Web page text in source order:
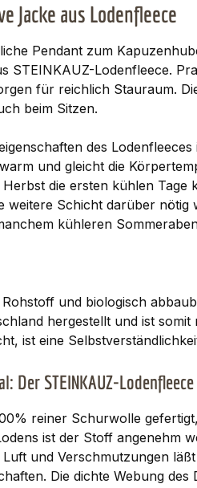
Jacke aus Lodenfleece
Pendant zum
STEINKAUZ-Lodenfleece.
für reichlich Stauraum.
beim Sitzen.
des
und gleicht die
die ersten kühlen
weitere Schicht darüber
kühleren
und biologisch
hergestellt und ist
ist eine
Der STEINKAUZ-Lodenfleece
reiner Schurwolle
ist der Stoff angenehm
und Verschmutzungen
Die dichte Webung